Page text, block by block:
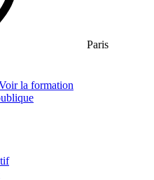
Paris
la formation